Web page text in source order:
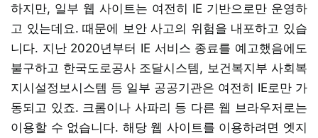
하지만, 일부 웹 사이트는 여전히 IE 기반으로만 운영하
고 있는데요. 때문에 보안 사고의 위험을 내포하고 있습
니다. 지난 2020년부터 IE 서비스 종료를 예고했음에도
불구하고 한국도로공사 조달시스템, 보건복지부 사회복
지시설정보시스템 등 일부 공공기관은 여전히 IE로만 가
동되고 있죠. 크롬이나 사파리 등 다른 웹 브라우저로는
이용할 수 없습니다. 해당 웹 사이트를 이용하려면 엣지